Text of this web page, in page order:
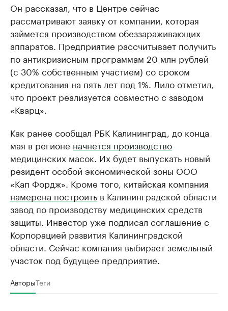
Он рассказал, что в Центре сейчас
рассматривают заявку от компании, которая
займется производством обеззараживающих
аппаратов. Предприятие рассчитывает получить
по антикризисным программам 20 млн рублей
(с 30% собственным участием) со сроком
кредитования на пять лет под 1%. Лило отметил,
что проект реализуется совместно с заводом
«Кварц».
Как ранее сообщал РБК Калининград, до конца
мая в регионе начнется производство
медицинских масок. Их будет выпускать новый
резидент особой экономической зоны ООО
«Кап Фордж». Кроме того, китайская компания
намерена построить в Калининградской области
завод по производству медицинских средств
защиты. Инвестор уже подписал соглашение с
Корпорацией развития Калининградской
области. Сейчас компания выбирает земельный
участок под будущее предприятие.
АвторыТеги